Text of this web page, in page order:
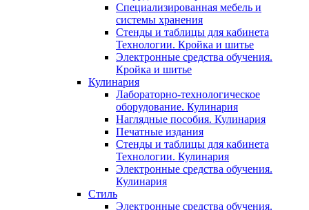
Специализированная мебель и
системы хранения
Стенды и таблицы для кабинета
Технологии. Кройка и шитье
Электронные средства обучения.
Кройка и шитье
Кулинария
Лабораторно-технологическое
оборудование. Кулинария
Наглядные пособия. Кулинария
Печатные издания
Стенды и таблицы для кабинета
Технологии. Кулинария
Электронные средства обучения.
Кулинария
Стиль
Электронные средства обучения.